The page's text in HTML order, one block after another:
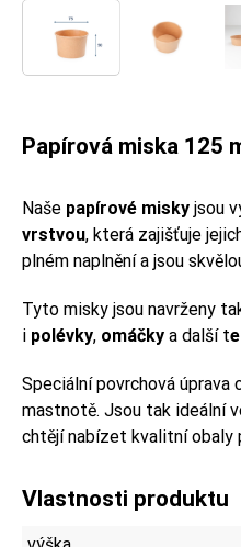
Papírová miska 125
Naše papírové misky jsou
vrstvou, která zajišťuje
plném naplnění a jsou
Tyto misky jsou navrženy
i polévky, omáčky a další t
Speciální povrchová úprava
mastnotě. Jsou tak ideální
chtějí nabízet kvalitní obaly
Vlastnosti produktu